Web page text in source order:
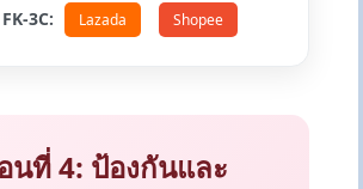
3C: Lazada Shopee
ที่ 4: ป้องกันและ